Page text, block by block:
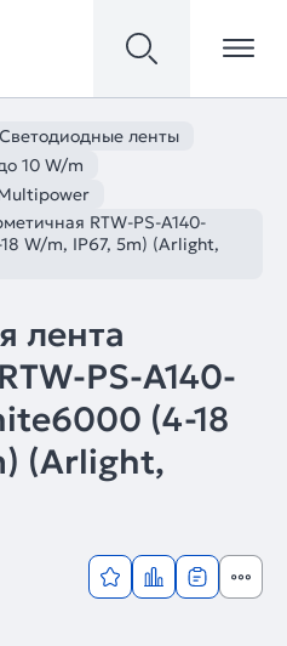
Светодиодные ленты
10 W/m
RTW-PS-A140-
W/m, IP67, 5m) (Arlight,
лента
PS-A140-
(4-18
(Arlight,